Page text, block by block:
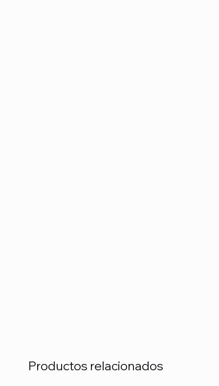
Productos relacionados